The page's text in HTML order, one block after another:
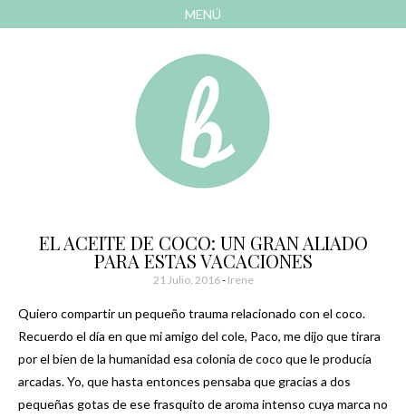
MENÚ
Bonitismos
EL ACEITE DE COCO: UN GRAN ALIADO
PARA ESTAS VACACIONES
21 Julio, 2016- Irene
Quiero compartir un pequeño trauma relacionado con el coco.
Recuerdo el día en que mi amigo del cole, Paco, me dijo que tirara
por el bien de la humanidad esa colonia de coco que le producía
arcadas. Yo, que hasta entonces pensaba que gracias a dos
pequeñas gotas de ese frasquito de aroma intenso cuya marca no